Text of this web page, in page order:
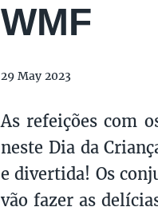
WMF
29 May 2023
As refeições com
neste Dia da
e divertida! Os
vão fazer as